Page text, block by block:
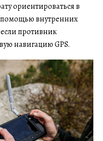
ориентироваться в
помощью внутренних
противник
навигацию GPS.